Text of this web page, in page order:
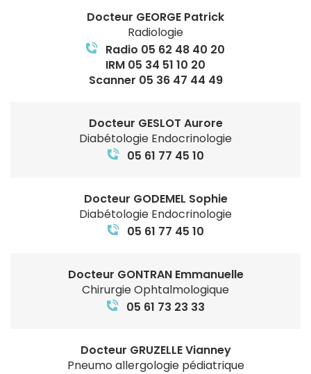
Docteur GEORGE Patrick
Radiologie
Radio 05 62 48 40 20
IRM 05 34 51 10 20
Scanner 05 36 47 44 49
Docteur GESLOT Aurore
Diabétologie Endocrinologie
05 61 77 45 10
Docteur GODEMEL Sophie
Diabétologie Endocrinologie
05 61 77 45 10
Docteur GONTRAN Emmanuelle
Chirurgie Ophtalmologique
05 61 73 23 33
Docteur GRUZELLE Vianney
Pneumo allergologie pédiatrique